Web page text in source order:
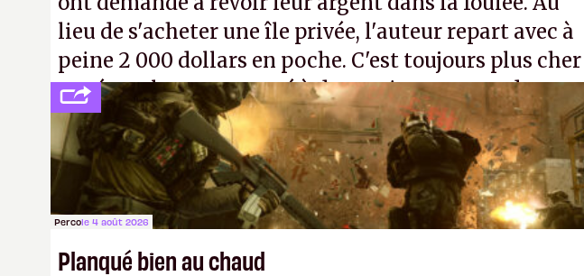
lieu de s'acheter une île privée, l'auteur repart avec à
peine 2 000 dollars en poche. C'est toujours plus cher
payé que le temps passé à dev, mais ça apprendra aux
petits malins qu'on ne braque pas Gabe Newell aussi
facilement.P.
Percole 4 août 2026
Planqué bien au chaud